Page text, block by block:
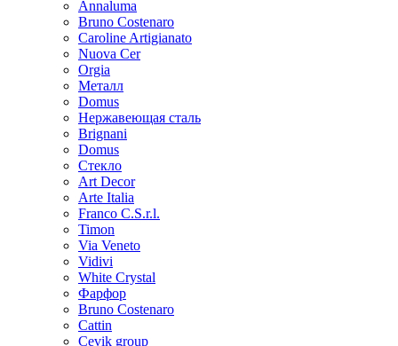
Annaluma
Bruno Costenaro
Caroline Artigianato
Nuova Cer
Orgia
Металл
Domus
Нержавеющая сталь
Brignani
Domus
Стекло
Art Decor
Arte Italia
Franco C.S.r.l.
Timon
Via Veneto
Vidivi
White Crystal
Фарфор
Bruno Costenaro
Cattin
Cevik group